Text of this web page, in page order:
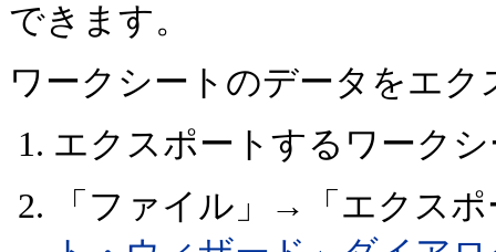
できます。
ワークシートのデータをエ
エクスポートするワーク
「ファイル」→「エクス